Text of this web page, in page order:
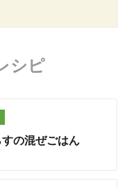
シピ
の混ぜごはん